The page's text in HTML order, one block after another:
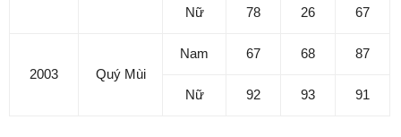
Nữ 78 26 67
2003 Quý Mùi
Nam 67 68 87
Nữ 92 93 91